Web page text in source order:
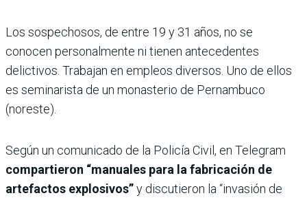
Los sospechosos, de entre 19 y 31 años, no se
conocen personalmente ni tienen antecedentes
delictivos. Trabajan en empleos diversos. Uno de ellos
es seminarista de un monasterio de Pernambuco
(noreste).
Según un comunicado de la Policía Civil, en Telegram
compartieron “manuales para la fabricación de
artefactos explosivos”y discutieron la “invasión de